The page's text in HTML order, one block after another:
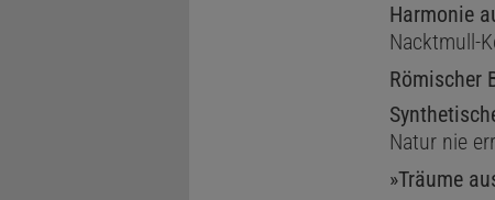
Harmonie
Nacktmull-
Römischer
Natur nie
»Träume